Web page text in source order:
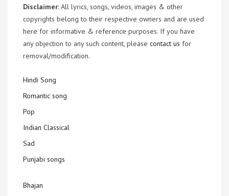
Disclaimer: All lyrics, songs, videos, images & other
copyrights belong to their respective owners and are used
here for informative & reference purposes. If you have
any objection to any such content, please contact us for
removal/modification.
Hindi Song
Romantic song
Pop
Indian Classical
Sad
Punjabi songs
Bhajan